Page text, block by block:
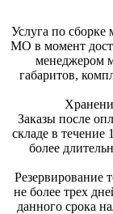
Услуга по сборке
МО в момент
менеджером
габаритов,
Заказы после
складе в течение
более
Резервирование
не более трех
данного срока